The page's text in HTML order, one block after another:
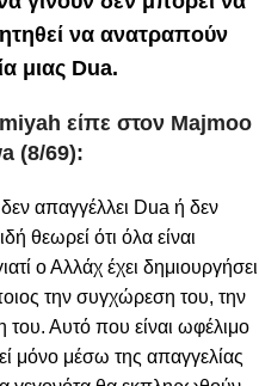
να ανατραπούν
μιας Dua.
είπε στον Majmoo
(8/69):
δεν απαγγέλλει Dua ή δεν
θεωρεί ότι όλα είναι
ο Αλλάχ έχει δημιουργήσει
την συγχώρεση του, την
του. Αυτό που είναι ωφέλιμο
μόνο μέσω της απαγγελίας